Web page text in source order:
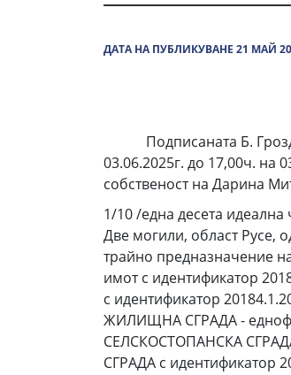
ДАТА НА ПУБЛИКУВАНЕ 21 МАЙ
Подписаната Б.
03.06.2025г. до 17,00ч. на
собственост на Дарина
1/10 /една десета идеална
Две могили, област Русе,
трайно предназначение
имот с идентификатор
с идентификатор
ЖИЛИЩНА СГРАДА -
СЕЛСКОСТОПАНСКА
СГРАДА с идентификатор